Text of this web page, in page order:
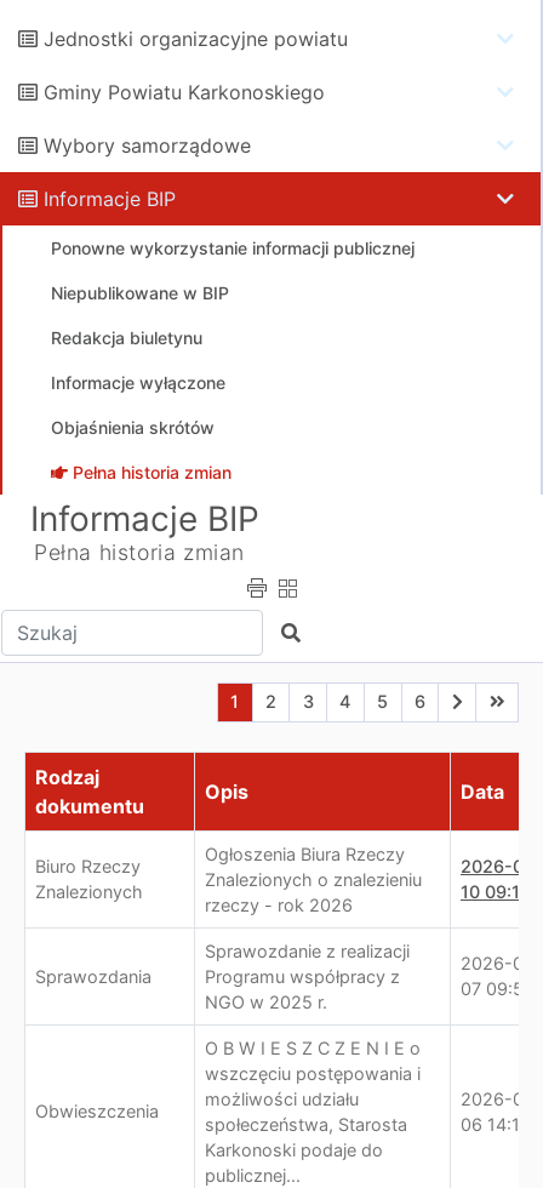
Jednostki organizacyjne powiatu
Gminy Powiatu Karkonoskiego
Wybory samorządowe
Informacje BIP
Ponowne wykorzystanie informacji publicznej
Niepublikowane w BIP
Redakcja biuletynu
Informacje wyłączone
Objaśnienia skrótów
Pełna historia zmian
Informacje BIP
Pełna historia zmian
Wpisz tekst do wyszukania Szukaj
Aktualna strona nr 1
1 Przejdź do strony nr 2
2 Przejdź do strony nr 3
3 Przejdź do strony nr 4
4 Przejdź do strony
5 Przejdź do
6 Przejdź
Lista zmian
Rodzaj
dokumentu
Opis Data
Biuro Rzeczy
Znalezionych
Ogłoszenia Biura Rzeczy
Znalezionych o znalezieniu
rzeczy - rok 2026
2026-08-
10
Sprawozdania
Sprawozdanie z realizacji
Programu współpracy z
NGO w 2025 r.
2026-08-
07
Obwieszczenia
O B W I E S Z C Z E N I E o
wszczęciu postępowania i
możliwości udziału
społeczeństwa, Starosta
Karkonoski podaje do
publicznej...
2026-08-
06